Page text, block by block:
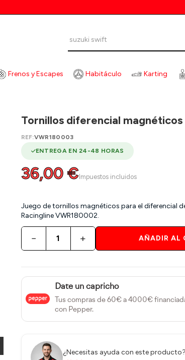
Frenos y Escapes Habitáculo Karting
Tornillos diferencial magnéticos
REF:VWR180003
ENTREGA EN 24-48 HORAS
36,00 €Impuestos incluidos
Juego de tornillos magnéticos para el diferencial
Racingline VWR180002.
− + AÑADIR AL
Date un capricho
Tus compras de 60€ a 4000€
con Pepper.
¿Necesitas ayuda con este producto?